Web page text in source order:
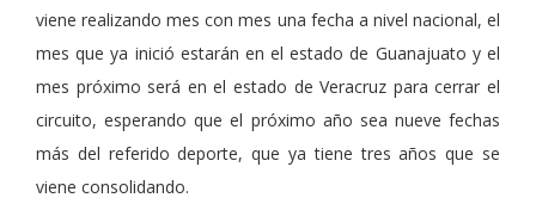
viene realizando mes con mes una fecha a nivel nacional, el
mes que ya inició estarán en el estado de Guanajuato y el
mes próximo será en el estado de Veracruz para cerrar el
circuito, esperando que el próximo año sea nueve fechas
más del referido deporte, que ya tiene tres años que se
viene consolidando.